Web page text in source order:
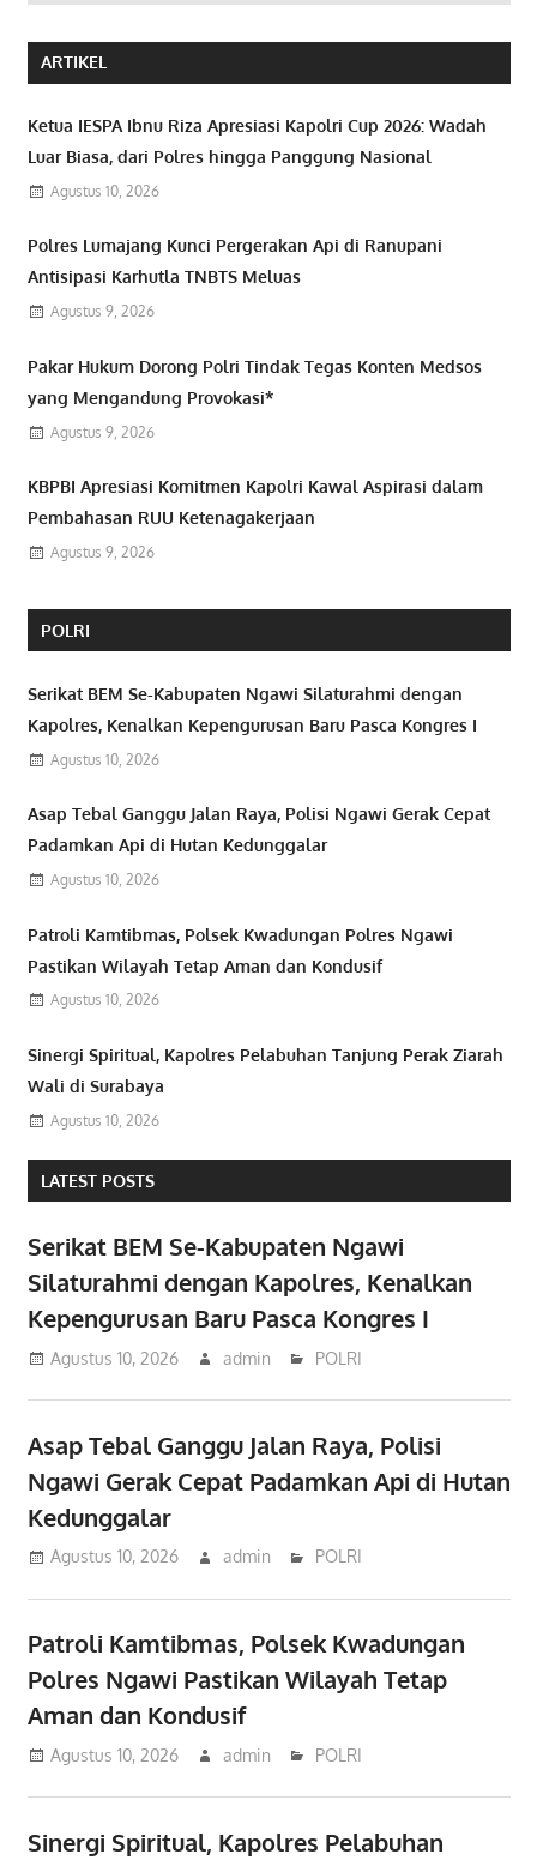
ARTIKEL
Ketua IESPA Ibnu Riza Apresiasi Kapolri Cup 2026: Wadah
Luar Biasa, dari Polres hingga Panggung Nasional
Agustus 10, 2026
Polres Lumajang Kunci Pergerakan Api di Ranupani
Antisipasi Karhutla TNBTS Meluas
Agustus 9, 2026
Pakar Hukum Dorong Polri Tindak Tegas Konten Medsos
yang Mengandung Provokasi*
Agustus 9, 2026
KBPBI Apresiasi Komitmen Kapolri Kawal Aspirasi dalam
Pembahasan RUU Ketenagakerjaan
Agustus 9, 2026
POLRI
Serikat BEM Se-Kabupaten Ngawi Silaturahmi dengan
Kapolres, Kenalkan Kepengurusan Baru Pasca Kongres I
Agustus 10, 2026
Asap Tebal Ganggu Jalan Raya, Polisi Ngawi Gerak Cepat
Padamkan Api di Hutan Kedunggalar
Agustus 10, 2026
Patroli Kamtibmas, Polsek Kwadungan Polres Ngawi
Pastikan Wilayah Tetap Aman dan Kondusif
Agustus 10, 2026
Sinergi Spiritual, Kapolres Pelabuhan Tanjung Perak Ziarah
Wali di Surabaya
Agustus 10, 2026
LATEST POSTS
Serikat BEM Se-Kabupaten Ngawi
Silaturahmi dengan Kapolres, Kenalkan
Kepengurusan Baru Pasca Kongres I
Agustus 10, 2026 admin POLRI
Asap Tebal Ganggu Jalan Raya, Polisi
Ngawi Gerak Cepat Padamkan Api di Hutan
Kedunggalar
Agustus 10, 2026 admin POLRI
Patroli Kamtibmas, Polsek Kwadungan
Polres Ngawi Pastikan Wilayah Tetap
Aman dan Kondusif
Agustus 10, 2026 admin POLRI
Sinergi Spiritual, Kapolres Pelabuhan